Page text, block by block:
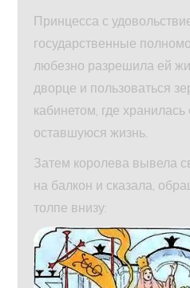
Принцесса с
государственные
любезно разрешила ей
дворце и пользоваться
кабинетом, где
оставшуюся жизнь.
Затем королева вывела
на балкон и сказала,
толпе внизу: